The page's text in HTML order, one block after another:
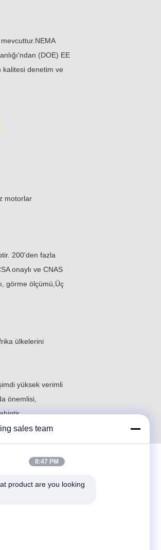
(DOE) EE
kalitesi denetim ve
motorlar
200'den fazla
onaylı ve CNAS
görme ölçümü,Üç
ülkelerini
yüksek verimli
önemlisi,
kurulan ulusal
ve ulusal yenilikçi
elektrikli
rüzgar enerjisi
sales team
8:47 PM
product are you looking